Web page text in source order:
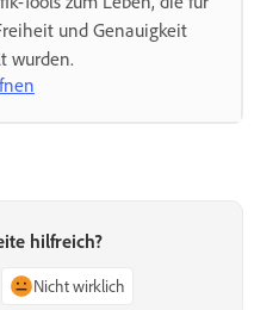
und Genauigkeit
wurden.
hilfreich?
Nicht wirklich